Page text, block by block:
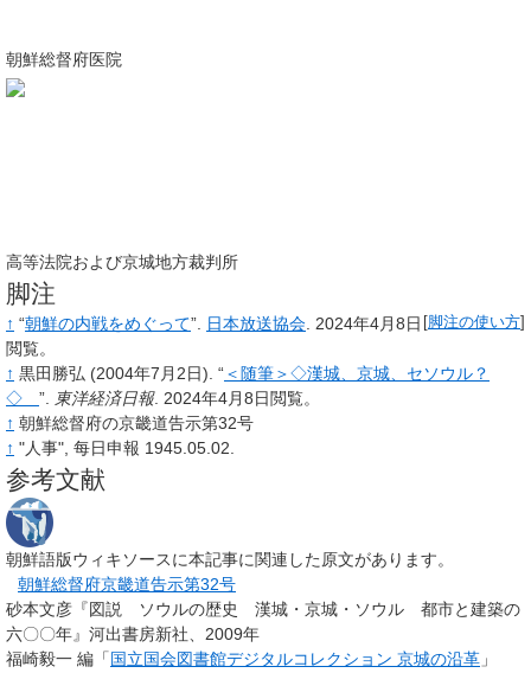
朝鮮総督府医院
高等法院および京城地方裁判所
脚注
脚注の使い方
↑ “朝鮮の内戦をめぐって”. 日本放送協会. 2024年4月8日
閲覧。
↑ 黒田勝弘 (2004年7月2日). “ ＜随筆＞◇漢城、京城、セソウル？
◇ ”. 東洋経済日報. 2024年4月8日閲覧。
↑ 朝鮮総督府の京畿道告示第32号
↑ "人事", 每日申報 1945.05.02.
参考文献
朝鮮語版ウィキソースに本記事に関連した原文があります。
朝鮮総督府京畿道告示第32号
砂本文彦『図説 ソウルの歴史 漢城・京城・ソウル 都市と建築の
六〇〇年』河出書房新社、2009年
福崎毅一 編「国立国会図書館デジタルコレクション 京城の沿革 」